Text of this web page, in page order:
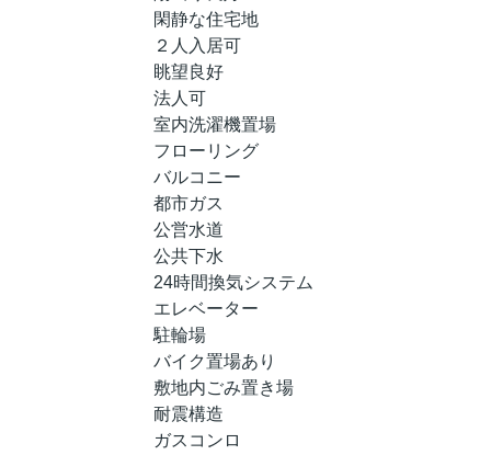
閑静な住宅地
２人入居可
眺望良好
法人可
室内洗濯機置場
フローリング
バルコニー
都市ガス
公営水道
公共下水
24時間換気システム
エレベーター
駐輪場
バイク置場あり
敷地内ごみ置き場
耐震構造
ガスコンロ